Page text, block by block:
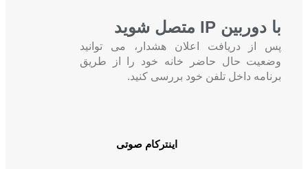
با دوربین IP متصل شوید
پس از دریافت اعلان هشدار، می توانید
وضعیت حال حاضر خانه خود را از طریق
برنامه داخل تلفن خود بررسی کنید.
اینترکام صوتی